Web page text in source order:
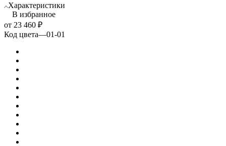
Характеристики
В избранное
от 23 460 ₽
Код цвета—01-01